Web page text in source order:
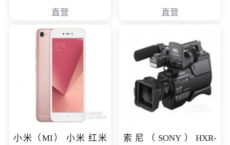
直营
NV930-2G独
直营
小米（MI） 小米 红米
索尼（SONY）HXR-